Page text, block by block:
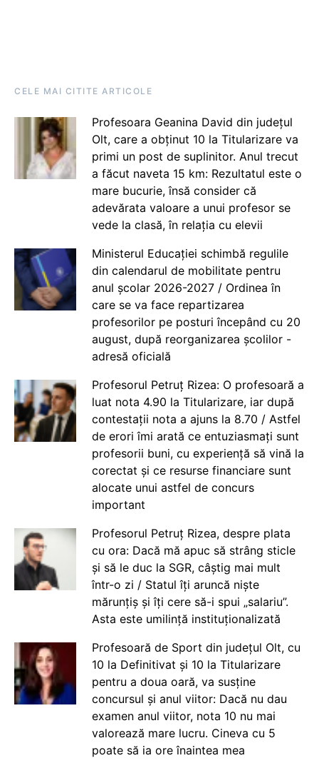
CELE MAI CITITE ARTICOLE
Profesoara Geanina David din județul
Olt, care a obținut 10 la Titularizare va
primi un post de suplinitor. Anul trecut
a făcut naveta 15 km: Rezultatul este o
mare bucurie, însă consider că
adevărata valoare a unui profesor se
vede la clasă, în relația cu elevii
Ministerul Educației schimbă regulile
din calendarul de mobilitate pentru
anul școlar 2026-2027 / Ordinea în
care se va face repartizarea
profesorilor pe posturi începând cu 20
august, după reorganizarea școlilor -
adresă oficială
Profesorul Petruț Rizea: O profesoară a
luat nota 4.90 la Titularizare, iar după
contestații nota a ajuns la 8.70 / Astfel
de erori îmi arată ce entuziasmați sunt
profesorii buni, cu experiență să vină la
corectat și ce resurse financiare sunt
alocate unui astfel de concurs
important
Profesorul Petruț Rizea, despre plata
cu ora: Dacă mă apuc să strâng sticle
și să le duc la SGR, câștig mai mult
într-o zi / Statul îți aruncă niște
mărunțiș și îți cere să-i spui „salariu”.
Asta este umilință instituționalizată
Profesoară de Sport din județul Olt, cu
10 la Definitivat și 10 la Titularizare
pentru a doua oară, va susține
concursul și anul viitor: Dacă nu dau
examen anul viitor, nota 10 nu mai
valorează mare lucru. Cineva cu 5
poate să ia ore înaintea mea